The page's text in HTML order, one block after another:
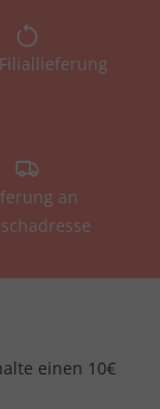
an
einen 10€